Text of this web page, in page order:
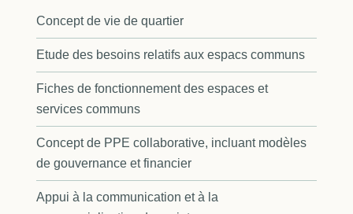
Concept de vie de quartier
Etude des besoins relatifs aux espacs communs
Fiches de fonctionnement des espaces et
services communs
Concept de PPE collaborative, incluant modèles
de gouvernance et financier
Appui à la communication et à la